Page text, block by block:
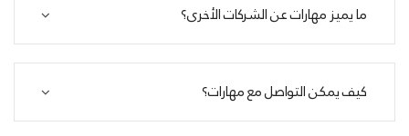
ما يميز مهارات عن الشركات الأخرى؟
كيف يمكن التواصل مع مهارات؟